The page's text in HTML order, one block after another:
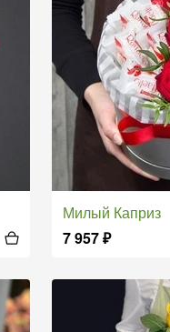
Милый Каприз
7 957₽